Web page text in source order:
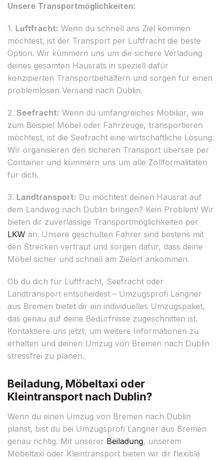
Unsere Transportmöglichkeiten:
1. Luftfracht: Wenn du schnell ans Ziel kommen
möchtest, ist der Transport per Luftfracht die beste
Option. Wir kümmern uns um die sichere Verladung
deines gesamten Hausrats in speziell dafür
konzipierten Transportbehältern und sorgen für einen
problemlosen Versand nach Dublin.
2. Seefracht: Wenn du umfangreiches Mobiliar, wie
zum Beispiel Möbel oder Fahrzeuge, transportieren
möchtest, ist die Seefracht eine wirtschaftliche Lösung.
Wir organisieren den sicheren Transport übersee per
Container und kümmern uns um alle Zollformalitäten
für dich.
3. Landtransport: Du möchtest deinen Hausrat auf
dem Landweg nach Dublin bringen? Kein Problem! Wir
bieten dir zuverlässige Transportmöglichkeiten per
LKW an. Unsere geschulten Fahrer sind bestens mit
den Strecken vertraut und sorgen dafür, dass deine
Möbel sicher und schnell am Zielort ankommen.
Ob du dich für Luftfracht, Seefracht oder
Landtransport entscheidest – Umzugsprofi Langner
aus Bremen bietet dir ein individuelles Umzugspaket,
das genau auf deine Bedürfnisse zugeschnitten ist.
Kontaktiere uns jetzt, um weitere Informationen zu
erhalten und deinen Umzug von Bremen nach Dublin
stressfrei zu planen.
Beiladung, Möbeltaxi oder
Kleintransport nach Dublin?
Wenn du einen Umzug von Bremen nach Dublin
planst, bist du bei Umzugsprofi Langner aus Bremen
genau richtig. Mit unserer Beiladung, unserem
Möbeltaxi oder Kleintransport bieten wir dir flexible